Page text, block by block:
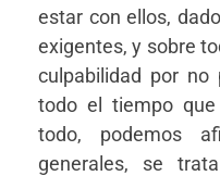
estar con ellos,
exigentes, y sobre
culpabilidad por
todo el tiempo
todo, podemos
generales, se